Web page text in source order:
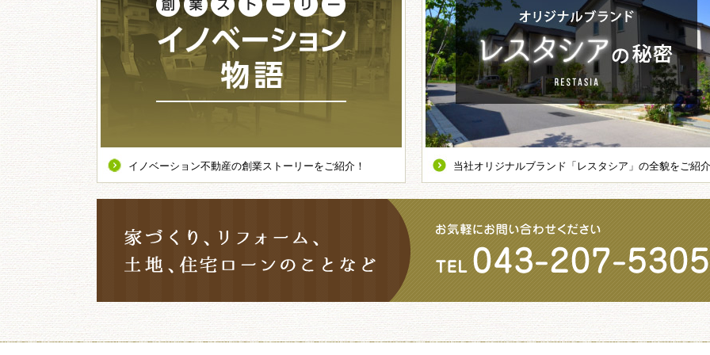
イノベーション不動産の創業ストーリーをご紹介！ 当社オリジナルブランド「レスタシア」の全貌をご紹